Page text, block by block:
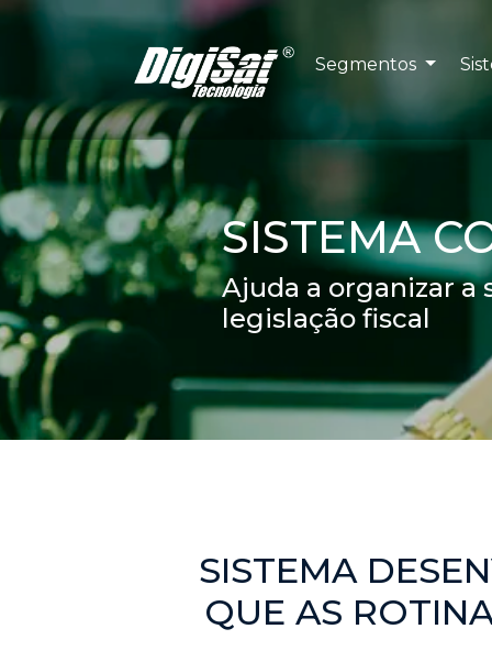
Segmentos
SISTEMA
Ajuda a organizar a
legislação fiscal
SISTEMA
QUE AS